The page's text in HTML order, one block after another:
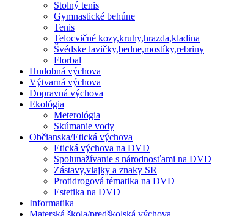
Stolný tenis
Gymnastické behúne
Tenis
Telocvičné kozy,kruhy,hrazda,kladina
Švédske lavičky,bedne,mostíky,rebriny
Florbal
Hudobná výchova
Výtvarná výchova
Dopravná výchova
Ekológia
Meterológia
Skúmanie vody
Občianska/Etická výchova
Etická výchova na DVD
Spolunažívanie s národnosťami na DVD
Zástavy,vlajky a znaky SR
Protidrogová tématika na DVD
Estetika na DVD
Informatika